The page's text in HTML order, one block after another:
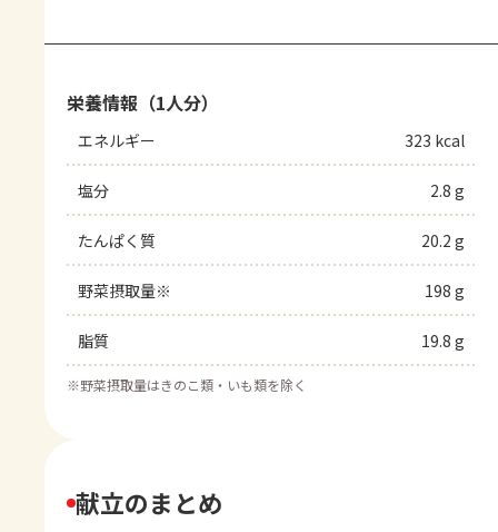
栄養情報（1人分）
エネルギー 323 kcal
塩分 2.8 g
たんぱく質 20.2 g
野菜摂取量※ 198 g
脂質 19.8 g
※野菜摂取量はきのこ類・いも類を除く
献立のまとめ